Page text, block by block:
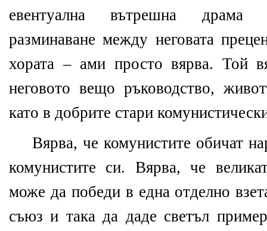
евентуална вътрешна драма
разминаване между неговата
хората – ами просто вярва. Той
неговото вещо ръководство,
като в добрите стари
Вярва, че комунистите обичат
комунистите си. Вярва, че
може да победи в една отделно
съюз и така да даде светъл